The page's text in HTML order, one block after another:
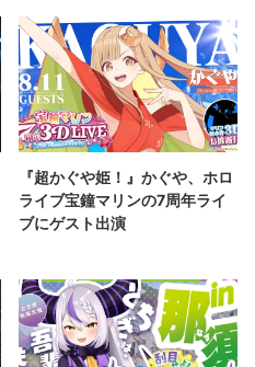
『超かぐや姫！』かぐや、ホロ
ライブ宝鐘マリンの7周年ライ
ブにゲスト出演